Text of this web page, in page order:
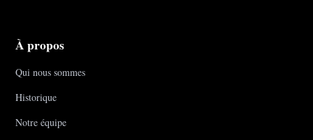
À propos
Qui nous sommes
Historique
Notre équipe